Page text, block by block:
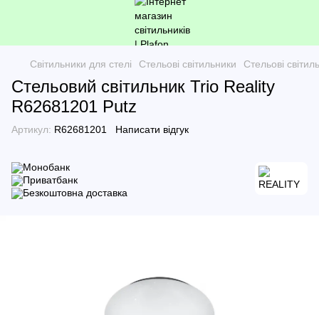
Світильники для стелі Стельові світильники Стельові
Стельовий світильник Trio Reality
R62681201 Putz
Артикул: R62681201 Написати відгук